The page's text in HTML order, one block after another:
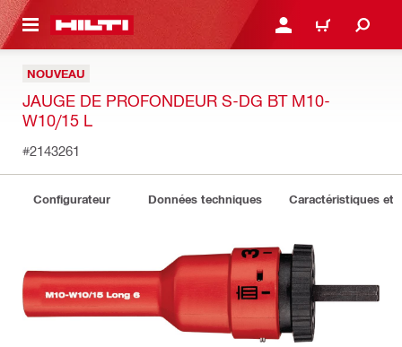
CONTENT CONNEXION OU
PANIER
NOUVEAU
JAUGE DE PROFONDEUR S-DG BT M10-
W10/15 L
#2143261
Configurateur Données techniques Caractéristiques et